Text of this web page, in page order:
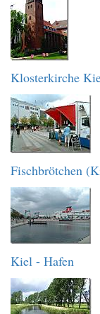
Klosterkirche
Fischbrötchen
Kiel - Hafen